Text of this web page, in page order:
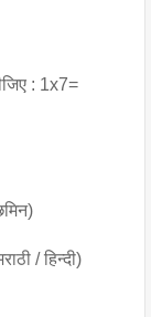
: 1x7=
/ हिन्दी)